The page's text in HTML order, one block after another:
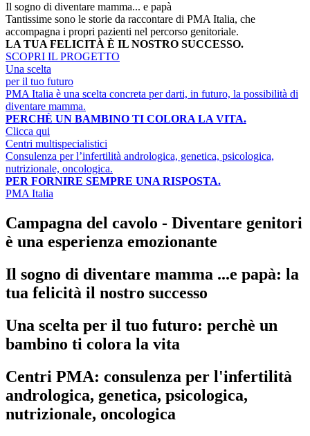
Il sogno di diventare mamma... e papà
Tantissime sono le storie da raccontare di PMA Italia, che
accompagna i propri pazienti nel percorso genitoriale.
LA TUA FELICITÀ È IL NOSTRO SUCCESSO.
SCOPRI IL PROGETTO
Una scelta
per il tuo futuro
PMA Italia è una scelta concreta per darti, in futuro, la possibilità di
diventare mamma.
PERCHÈ UN BAMBINO TI COLORA LA VITA.
Clicca qui
Centri multispecialistici
Consulenza per l’infertilità andrologica, genetica, psicologica,
nutrizionale, oncologica.
PER FORNIRE SEMPRE UNA RISPOSTA.
PMA Italia
Campagna del cavolo - Diventare genitori
è una esperienza emozionante
Il sogno di diventare mamma ...e papà: la
tua felicità il nostro successo
Una scelta per il tuo futuro: perchè un
bambino ti colora la vita
Centri PMA: consulenza per l'infertilità
andrologica, genetica, psicologica,
nutrizionale, oncologica